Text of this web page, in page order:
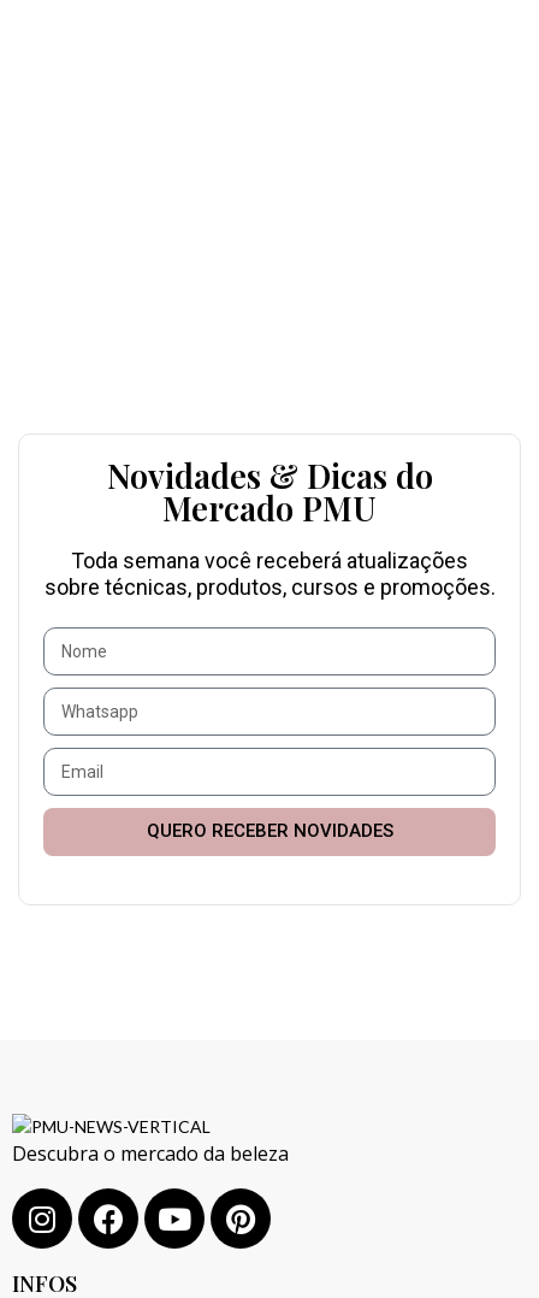
Novidades & Dicas do
Mercado PMU
Toda semana você receberá atualizações
sobre técnicas, produtos, cursos e promoções.
QUERO RECEBER NOVIDADES
Descubra o mercado da beleza
INFOS